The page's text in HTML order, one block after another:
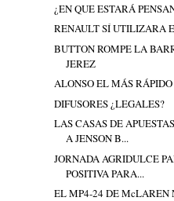
¿EN QUE ESTARÁ
RENAULT SÍ UTILIZARA
BUTTON ROMPE LA
JEREZ
ALONSO EL MÁS
DIFUSORES ¿LEGALES?
LAS CASAS DE
A JENSON B...
JORNADA AGRIDULCE
POSITIVA PARA...
EL MP4-24 DE McLAREN